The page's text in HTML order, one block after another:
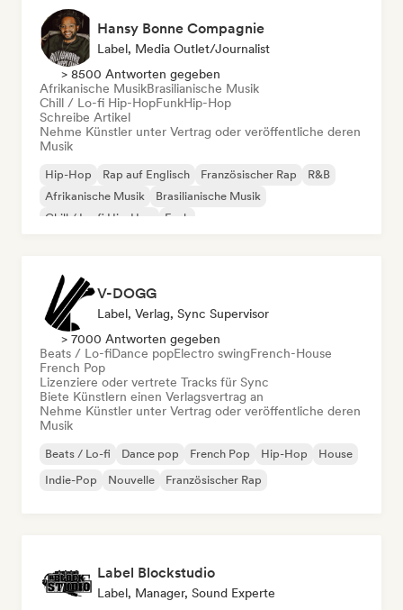
Hansy Bonne Compagnie
Label, Media Outlet/Journalist
> 8500 Antworten gegeben
Afrikanische MusikBrasilianische Musik
Chill / Lo-fi Hip-HopFunkHip-Hop
Schreibe Artikel
Nehme Künstler unter Vertrag oder veröffentliche deren
Musik
Hip-Hop Rap auf Englisch Französischer Rap
R&B
Afrikanische Musik
Brasilianische Musik
Chill / Lo-fi Hip-Hop
Funk
V-DOGG
Label, Verlag, Sync Supervisor
> 7000 Antworten gegeben
Beats / Lo-fiDance popElectro swingFrench-House
French Pop
Lizenziere oder vertrete Tracks für Sync
Biete Künstlern einen Verlagsvertrag an
Nehme Künstler unter Vertrag oder veröffentliche deren
Musik
Beats / Lo-fi Dance pop French Pop Hip-Hop
House
Indie-Pop
Nouvelle Französischer Rap
Label Blockstudio
Label, Manager, Sound Experte